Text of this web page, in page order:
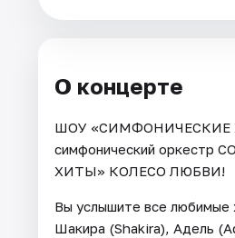
О концерте
ШОУ «СИМФОНИЧЕСКИЕ
симфонический оркестр
ХИТЫ» КОЛЕСО ЛЮБВИ!
Вы услышите все любимые
Шакира (Shakira), Адель